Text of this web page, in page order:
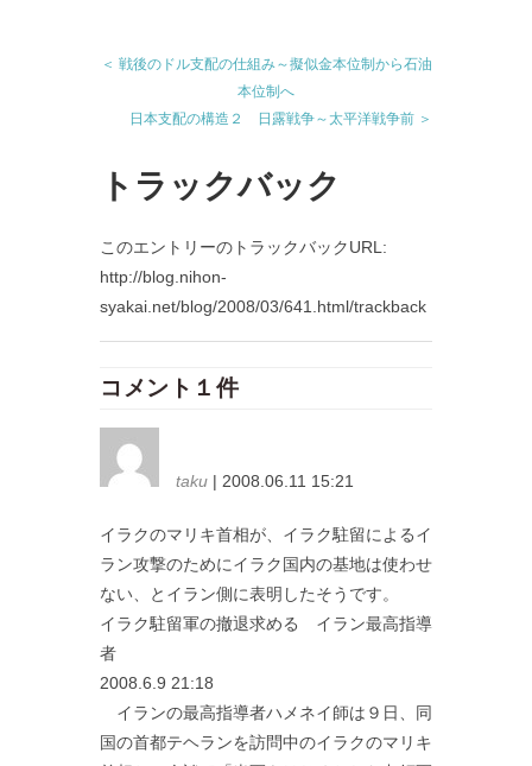
＜ 戦後のドル支配の仕組み～擬似金本位制から石油
本位制へ
日本支配の構造２ 日露戦争～太平洋戦争前 ＞
トラックバック
このエントリーのトラックバックURL:
http://blog.nihon-
syakai.net/blog/2008/03/641.html/trackback
コメント１件
taku | 2008.06.11 15:21
イラクのマリキ首相が、イラク駐留によるイ
ラン攻撃のためにイラク国内の基地は使わせ
ない、とイラン側に表明したそうです。
イラク駐留軍の撤退求める イラン最高指導
者
2008.6.9 21:18
イランの最高指導者ハメネイ師は９日、同
国の首都テヘランを訪問中のイラクのマリキ